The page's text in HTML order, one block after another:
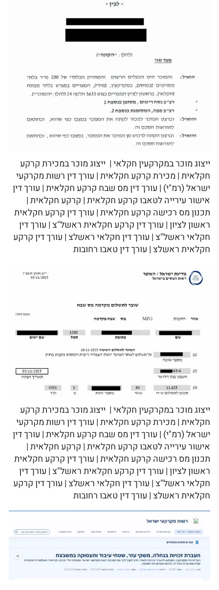
ייצוג מוכר במקרקעין חקלאי | ייצוג מוכר במכירת קרקע
חקלאית | מכירת קרקע חקלאית | עורך דין רשות מקרקעי
ישראל (רמ"י) | עורך דין מס שבח קרקע חקלאית | עורך דין
אישור עירייה לטאבו קרקע חקלאית | קרקע חקלאית |
תכנון מס רכישה קרקע חקלאית | עורך דין קרקע חקלאית
ראשון לציון | עורך דין קרקע חקלאית ראשל"צ | עורך דין
חקלאי ראשל"צ | עורך דין חקלאי ראשלצ | עורך דין קרקע
חקלאית ראשלצ | עורך דין טאבו רחובות
ייצוג מוכר במקרקעין חקלאי | ייצוג מוכר במכירת קרקע
חקלאית | מכירת קרקע חקלאית | עורך דין רשות מקרקעי
ישראל (רמ"י) | עורך דין מס שבח קרקע חקלאית | עורך דין
אישור עירייה לטאבו קרקע חקלאית | קרקע חקלאית |
תכנון מס רכישה קרקע חקלאית | עורך דין קרקע חקלאית
ראשון לציון | עורך דין קרקע חקלאית ראשל"צ | עורך דין
חקלאי ראשל"צ | עורך דין חקלאי ראשלצ | עורך דין קרקע
חקלאית ראשלצ | עורך דין טאבו רחובות